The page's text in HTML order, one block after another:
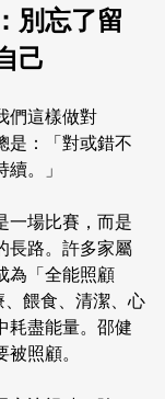
別忘了留
己
們這樣做對
是：「對或錯不
。」
一場比賽，而是
長路。許多家屬
為「全能照顧
餵食、清潔、心
耗盡能量。邵健
照顧。